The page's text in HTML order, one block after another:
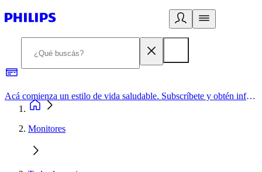
Acá comienza un estilo de vida saludable. Subscríbete y obtén información de primera mano
Monitores